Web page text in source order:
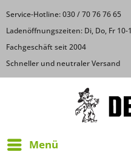
Service-Hotline: 030 / 70 76 76 65
Ladenöffnungszeiten: Di, Do, Fr
Fachgeschäft seit 2004
Schneller und neutraler Versand
Menü